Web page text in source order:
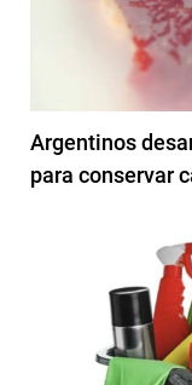
Argentinos
para conservar